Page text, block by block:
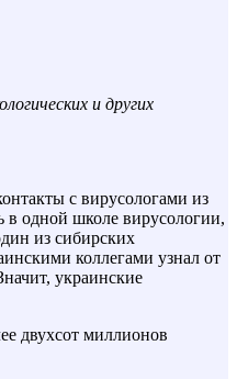
и других
с вирусологами из
в одной школе вирусологии,
из сибирских
коллегами узнал от
украинские
двухсот миллионов